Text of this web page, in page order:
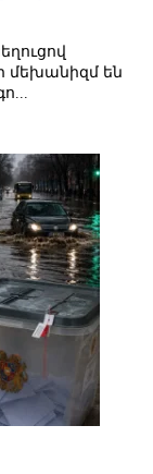
մեխանիզմ են